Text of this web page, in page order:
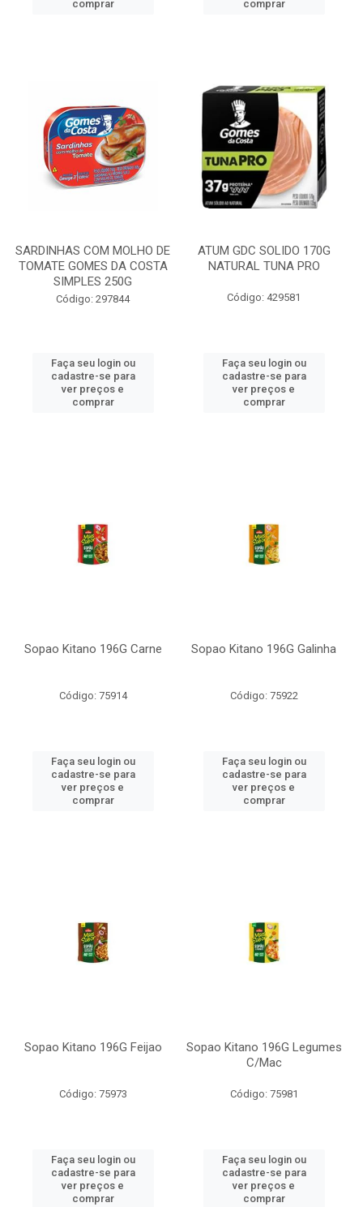
comprar comprar
SARDINHAS COM MOLHO DE
TOMATE GOMES DA COSTA
SIMPLES 250G
Código: 297844
Faça seu login ou
cadastre-se para
ver preços e
comprar
ATUM GDC SOLIDO 170G
NATURAL TUNA PRO
Código: 429581
Faça seu login ou
cadastre-se para
ver preços e
comprar
Sopao Kitano 196G Carne
Código: 75914
Faça seu login ou
cadastre-se para
ver preços e
comprar
Sopao Kitano 196G Galinha
Código: 75922
Faça seu login ou
cadastre-se para
ver preços e
comprar
Sopao Kitano 196G Feijao
Código: 75973
Faça seu login ou
cadastre-se para
ver preços e
comprar
Sopao Kitano 196G Legumes
C/Mac
Código: 75981
Faça seu login ou
cadastre-se para
ver preços e
comprar